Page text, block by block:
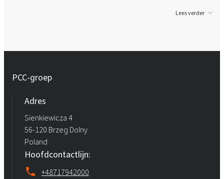
Lees verder
PCC-groep
Adres
Sienkiewicza 4
56-120 Brzeg Dolny
Poland
Hoofdcontactlijn:
+48717942000